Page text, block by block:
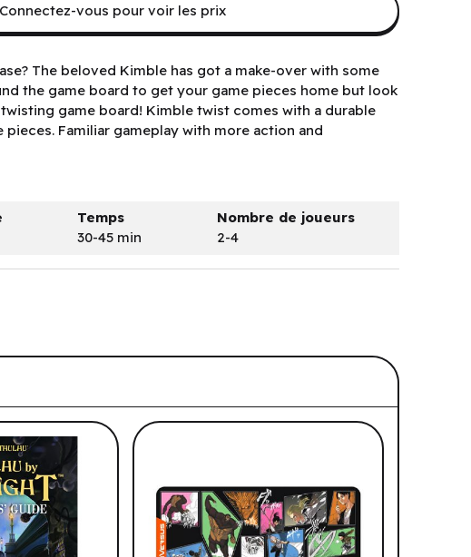
The beloved Kimble has got a make-over with some
the game board to get your game pieces home but look
game board! Kimble twist comes with a durable
Familiar gameplay with more action and
Connectez-vous pour voir les prix
Temps
30-45 min
Nombre de joueurs
2-4